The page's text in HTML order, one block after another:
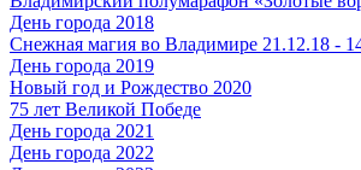
День города 2018
Снежная магия во Владимире 21.12.18 -
День города 2019
Новый год и Рождество 2020
75 лет Великой Победе
День города 2021
День города 2022